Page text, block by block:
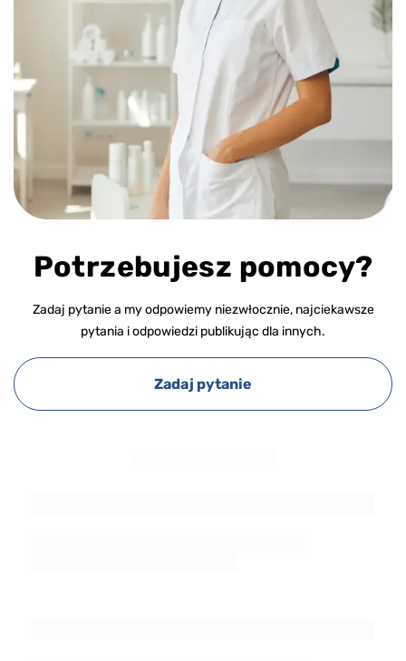
Potrzebujesz pomocy?
Zadaj pytanie a my odpowiemy niezwłocznie, najciekawsze
pytania i odpowiedzi publikując dla innych.
Zadaj pytanie